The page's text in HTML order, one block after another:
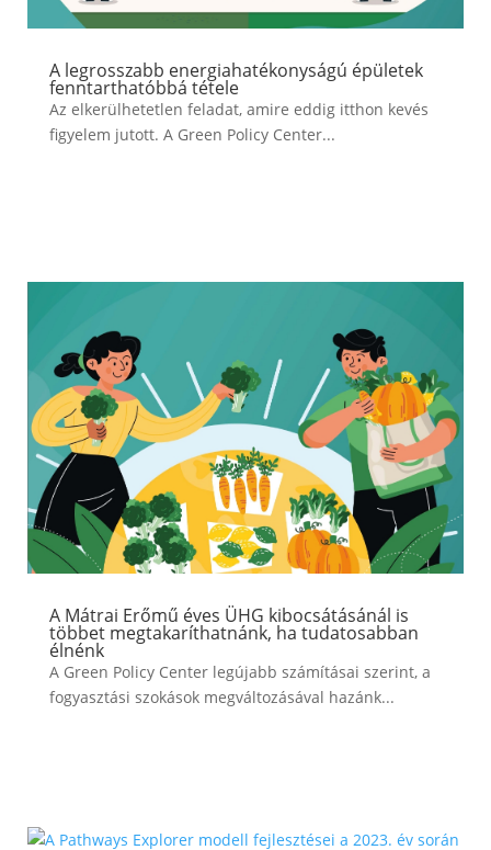
A legrosszabb energiahatékonyságú épületek
fenntarthatóbbá tétele
Az elkerülhetetlen feladat, amire eddig itthon kevés
figyelem jutott. A Green Policy Center...
A Mátrai Erőmű éves ÜHG kibocsátásánál is
többet megtakaríthatnánk, ha tudatosabban
élnénk
A Green Policy Center legújabb számításai szerint, a
fogyasztási szokások megváltozásával hazánk...